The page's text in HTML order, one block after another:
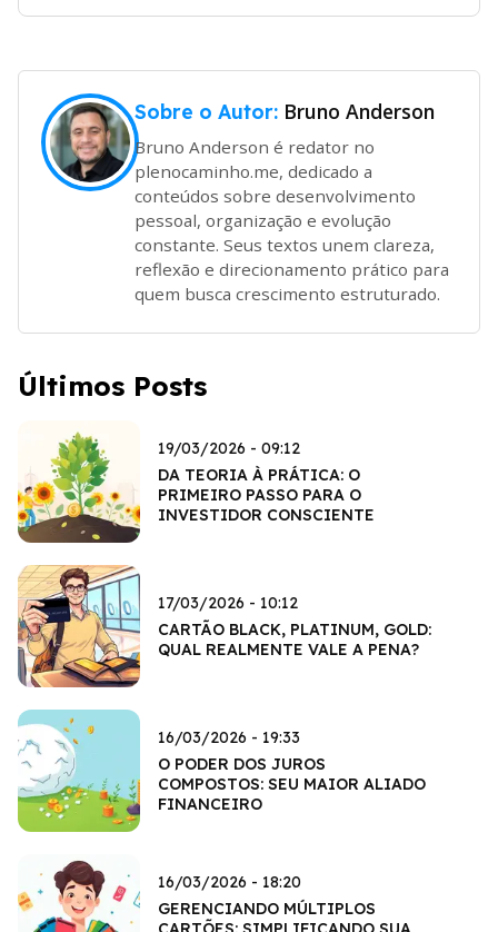
Sobre o Autor: Bruno Anderson
Bruno Anderson é redator no
plenocaminho.me, dedicado a
conteúdos sobre desenvolvimento
pessoal, organização e evolução
constante. Seus textos unem clareza,
reflexão e direcionamento prático para
quem busca crescimento estruturado.
Últimos Posts
19/03/2026 - 09:12
DA TEORIA À PRÁTICA: O
PRIMEIRO PASSO PARA O
INVESTIDOR CONSCIENTE
17/03/2026 - 10:12
CARTÃO BLACK, PLATINUM, GOLD:
QUAL REALMENTE VALE A PENA?
16/03/2026 - 19:33
O PODER DOS JUROS
COMPOSTOS: SEU MAIOR ALIADO
FINANCEIRO
16/03/2026 - 18:20
GERENCIANDO MÚLTIPLOS